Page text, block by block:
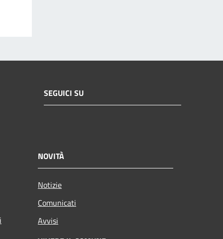
SEGUICI SU
NOVITÀ
Notizie
Comunicati
Avvisi